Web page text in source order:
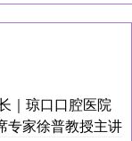
｜琼口口腔医院
专家徐普教授主讲